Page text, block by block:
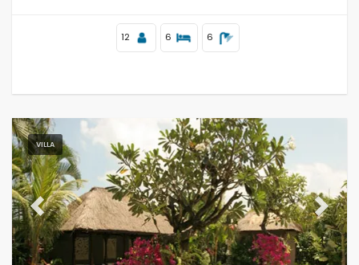
12 6 6
VILLA
Previous Next